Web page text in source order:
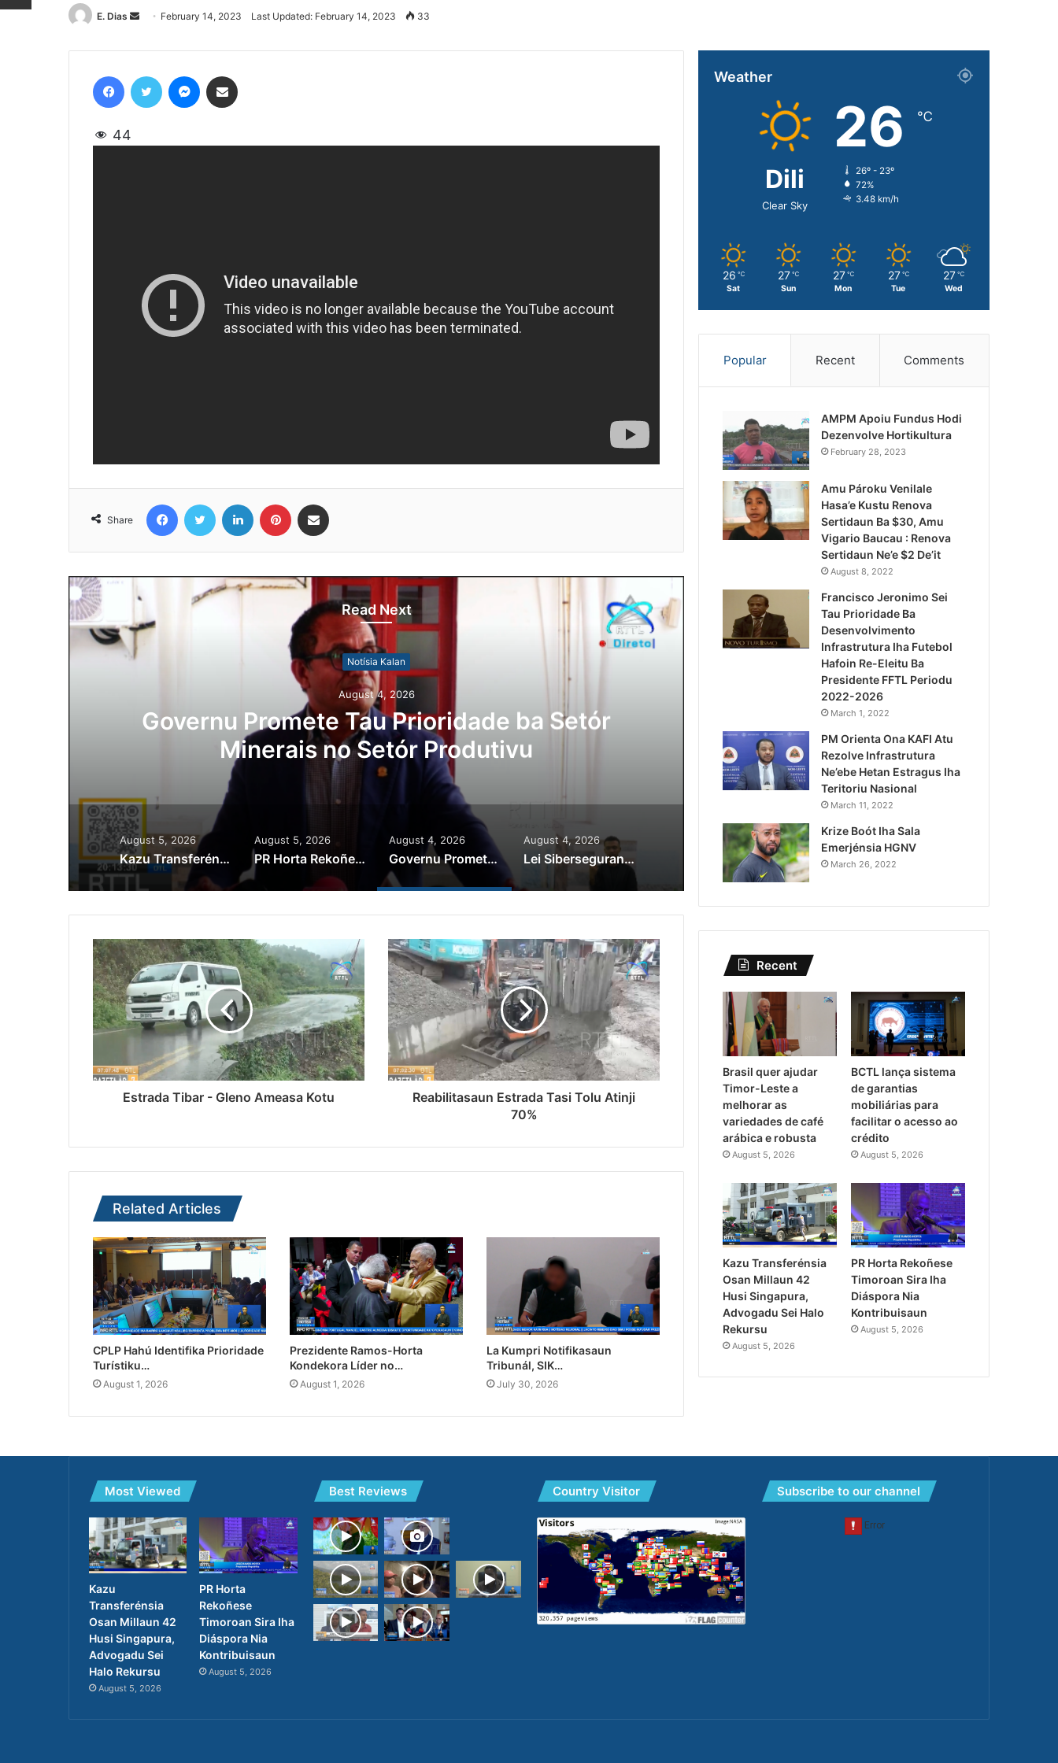
E. Dias
Send
email
February 14, 2023 Last Updated: February 14, 2023 33
44
Share
Read Next
Notísia Kalan
August 4, 2026
Lei Siberseguransa Ajuda Autoridade Polisiál
Kaptura Autór Kriminozu ho Paradeiru Iha
Estranjeiru
Kazu Transferénsia
Singapura, Advogadu
August 5, 2026
Kazu Transferénsia Osan Millaun 42 Husi Singapura, Advogadu Sei Halo Rekursu
August 5, 2026
PR Horta Rekoñese Timoroan Sira Iha Diáspora Nia Kontribuisaun
August 4, 2026
Governu Promete Tau Prioridade ba Setór Minerais no Setór Produtivu
August 4, 2026
Lei Siberseguransa Ajuda Autoridade Polisiál Kaptura Autór Kriminozu ho Paradeiru Iha Estranjeiru
Estrada Tibar - Gleno Ameasa Kotu
Reabilitasaun Estrada Tasi Tolu Atinji
70%
Related Articles
CPLP Hahú Identifika Prioridade
Turístiku…
August 1, 2026
Prezidente Ramos-Horta
Kondekora Líder no…
August 1, 2026
La Kumpri Notifikasaun
Tribunál, SIK…
July 30, 2026
Weather
Dili
Clear Sky
26 ℃
26º - 23º
72%
3.48 km/h
26 ℃
Sat
27 ℃
Sun
27 ℃
Mon
27 ℃
Tue
27 ℃
Wed
Popular Recent Comments
AMPM Apoiu Fundus Hodi
Dezenvolve Hortikultura
February 28, 2023
Amu Pároku Venilale
Hasa’e Kustu Renova
Sertidaun Ba $30, Amu
Vigario Baucau : Renova
Sertidaun Ne’e $2 De’it
August 8, 2022
Francisco Jeronimo Sei
Tau Prioridade Ba
Desenvolvimento
Infrastrutura Iha Futebol
Hafoin Re-Eleitu Ba
Presidente FFTL Periodu
2022-2026
March 1, 2022
PM Orienta Ona KAFI Atu
Rezolve Infrastrutura
Ne’ebe Hetan Estragus Iha
Teritoriu Nasional
March 11, 2022
Krize Boót Iha Sala
Emerjénsia HGNV
March 26, 2022
Recent
Brasil quer ajudar
Timor-Leste a
melhorar as
variedades de café
arábica e robusta
August 5, 2026
BCTL lança sistema
de garantias
mobiliárias para
facilitar o acesso ao
crédito
August 5, 2026
Kazu Transferénsia
Osan Millaun 42
Husi Singapura,
Advogadu Sei Halo
Rekursu
August 5, 2026
PR Horta Rekoñese
Timoroan Sira Iha
Diáspora Nia
Kontribuisaun
August 5, 2026
Most Viewed
Kazu
Transferénsia
Osan Millaun 42
Husi Singapura,
Advogadu Sei
Halo Rekursu
August 5, 2026
PR Horta
Rekoñese
Timoroan Sira Iha
Diáspora Nia
Kontribuisaun
August 5, 2026
Best Reviews Country Visitor Subscribe to our channel